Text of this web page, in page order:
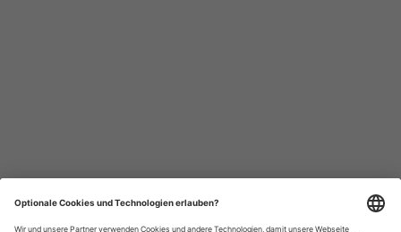
Datenschutzhinweise